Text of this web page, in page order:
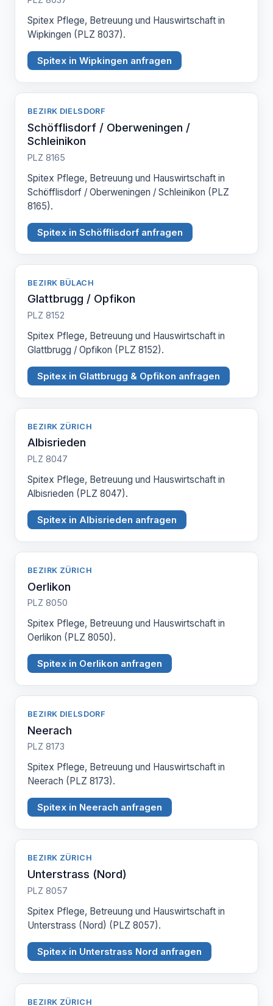
Spitex Pflege, Betreuung und Hauswirtschaft in
Wipkingen (PLZ 8037).
Spitex in Wipkingen anfragen
BEZIRK DIELSDORF
Schöfflisdorf / Oberweningen /
Schleinikon
PLZ 8165
Spitex Pflege, Betreuung und Hauswirtschaft in
Schöfflisdorf / Oberweningen / Schleinikon (PLZ
8165).
Spitex in Schöfflisdorf anfragen
BEZIRK BÜLACH
Glattbrugg / Opfikon
PLZ 8152
Spitex Pflege, Betreuung und Hauswirtschaft in
Glattbrugg / Opfikon (PLZ 8152).
Spitex in Glattbrugg & Opfikon anfragen
BEZIRK ZÜRICH
Albisrieden
PLZ 8047
Spitex Pflege, Betreuung und Hauswirtschaft in
Albisrieden (PLZ 8047).
Spitex in Albisrieden anfragen
BEZIRK ZÜRICH
Oerlikon
PLZ 8050
Spitex Pflege, Betreuung und Hauswirtschaft in
Oerlikon (PLZ 8050).
Spitex in Oerlikon anfragen
BEZIRK DIELSDORF
Neerach
PLZ 8173
Spitex Pflege, Betreuung und Hauswirtschaft in
Neerach (PLZ 8173).
Spitex in Neerach anfragen
BEZIRK ZÜRICH
Unterstrass (Nord)
PLZ 8057
Spitex Pflege, Betreuung und Hauswirtschaft in
Unterstrass (Nord) (PLZ 8057).
Spitex in Unterstrass Nord anfragen
BEZIRK ZÜRICH